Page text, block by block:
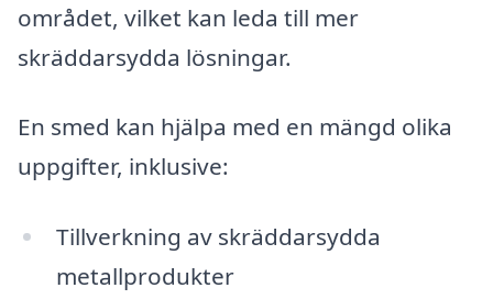
området, vilket kan leda till mer
skräddarsydda lösningar.
En smed kan hjälpa med en mängd olika
uppgifter, inklusive:
Tillverkning av skräddarsydda
metallprodukter